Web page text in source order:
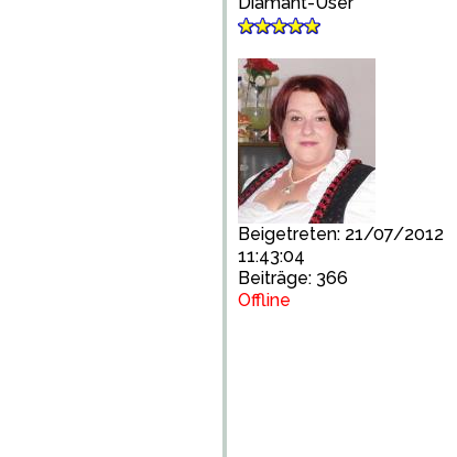
Beigetreten: 21/07/2012
11:43:04
Beiträge: 366
Offline